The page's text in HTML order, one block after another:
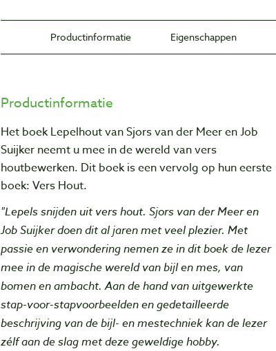
Productinformatie Eigenschappen
Productinformatie
Het boek Lepelhout van Sjors van der Meer en Job
Suijker neemt u mee in de wereld van vers
houtbewerken. Dit boek is een vervolg op hun eerste
boek: Vers Hout.
"Lepels snijden uit vers hout. Sjors van der Meer en
Job Suijker doen dit al jaren met veel plezier. Met
passie en verwondering nemen ze in dit boek de lezer
mee in de magische wereld van bijl en mes, van
bomen en ambacht. Aan de hand van uitgewerkte
stap-voor-stapvoorbeelden en gedetailleerde
beschrijving van de bijl- en mestechniek kan de lezer
zélf aan de slag met deze geweldige hobby.